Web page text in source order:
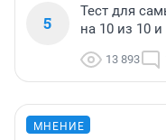
5
Тест для
на 10 из 10
13 893
МНЕНИЕ